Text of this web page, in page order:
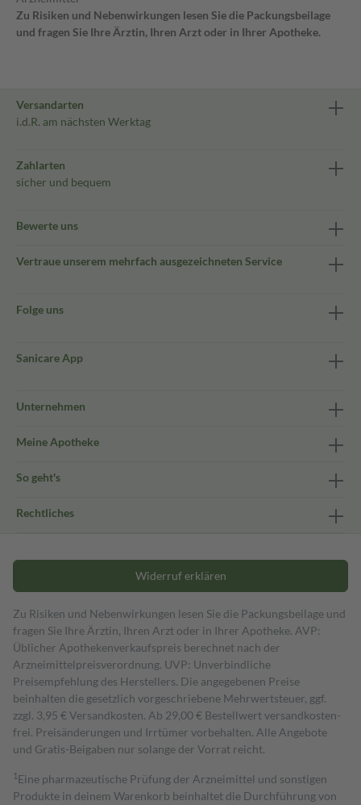
Zu Risiken und Nebenwirkungen lesen Sie die Packungsbeilage
und fragen Sie Ihre Ärztin, Ihren Arzt oder in Ihrer Apotheke.
Versandarten
i.d.R. am nächsten Werktag
Zahlarten
sicher und bequem
Bewerte uns
Vertraue unserem mehrfach ausgezeichneten Service
Folge uns
Sanicare App
Unternehmen
Meine Apotheke
So geht's
Rechtliches
Widerruf erklären
Zu Risiken und Nebenwirkungen lesen Sie die Packungsbeilage und
fragen Sie Ihre Ärztin, Ihren Arzt oder in Ihrer Apotheke. AVP:
Üblicher Apothekenverkaufspreis berechnet nach der
Arzneimittelpreisverordnung. UVP: Unverbindliche
Preisempfehlung des Herstellers. Die angegebenen Preise
beinhalten die gesetzlich vorgeschriebene Mehrwertsteuer, ggf.
zzgl. 3,95 € Versandkosten. Ab 29,00 € Bestell­wert versand­kosten­
frei. Preisänderungen und Irrtümer vorbehalten. Alle Angebote
und Gratis-Beigaben nur solange der Vorrat reicht.
1 Eine pharmazeutische Prüfung der Arzneimittel und sonstigen
Produkte in deinem Warenkorb beinhaltet die Durchführung von